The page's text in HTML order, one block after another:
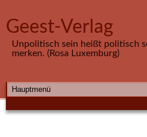
Geest-Verlag
Unpolitisch sein heißt politisch
merken. (Rosa Luxemburg)
HAUPTMENÜ